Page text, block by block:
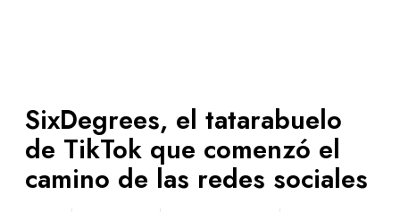
SixDegrees, el tatarabuelo
de TikTok que comenzó el
camino de las redes sociales